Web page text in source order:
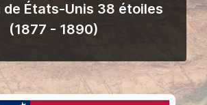
de États-Unis 38 étoiles
(1877 - 1890)